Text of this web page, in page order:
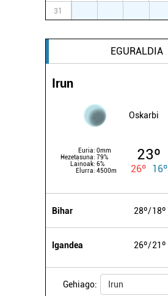
31
EGURALDIA
Irun
Oskarbi
Euria: 0mm
Hezetasuna: 79%
Lainoak: 6%
Elurra: 4500m
23º
26º 16º
Bihar 28º 18º
Igandea 26º 21º
Gehiago: Irun